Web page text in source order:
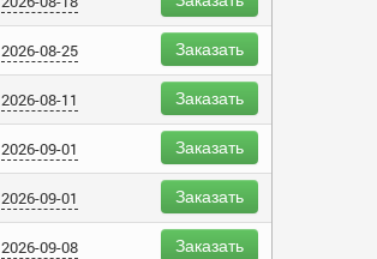
2026-08-25 Заказать
2026-08-11 Заказать
2026-09-01 Заказать
2026-09-01 Заказать
2026-09-08 Заказать